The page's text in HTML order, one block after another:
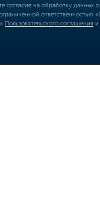
согласие на обработку
Пользовательского соглашения и